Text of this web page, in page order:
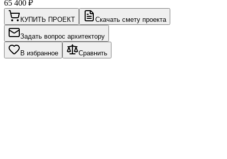
65 400 ₽
КУПИТЬ ПРОЕКТ Скачать смету проекта
Задать вопрос архитектору
В избранное Сравнить